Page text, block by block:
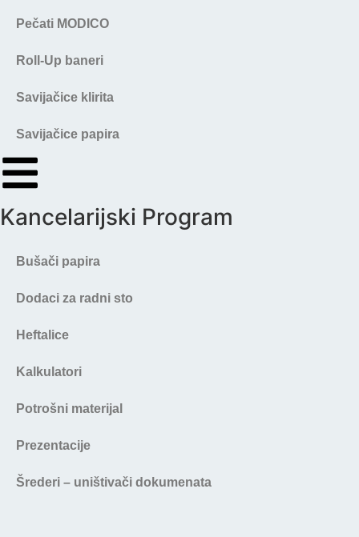
Pečati MODICO
Roll-Up baneri
Savijačice klirita
Savijačice papira
Kancelarijski Program
Bušači papira
Dodaci za radni sto
Heftalice
Kalkulatori
Potrošni materijal
Prezentacije
Šrederi – uništivači dokumenata